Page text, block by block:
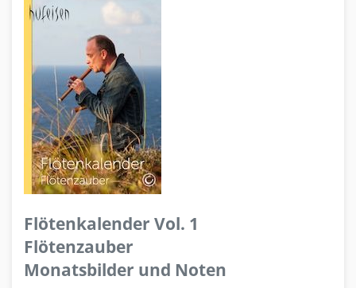
Flötenkalender Vol. 1
Flötenzauber
Monatsbilder und Noten